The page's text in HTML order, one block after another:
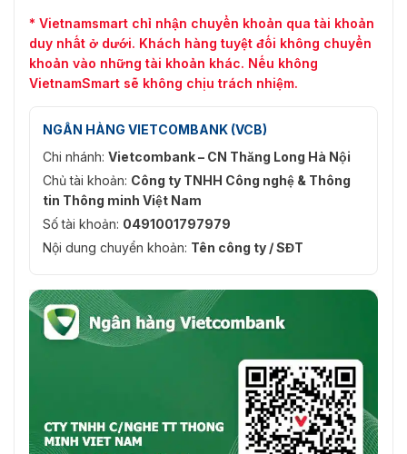
* Vietnamsmart chỉ nhận chuyển khoản qua tài khoản
duy nhất ở dưới. Khách hàng tuyệt đối không chuyển
khoản vào những tài khoản khác. Nếu không
VietnamSmart sẽ không chịu trách nhiệm.
NGÂN HÀNG VIETCOMBANK (VCB)
Chi nhánh: Vietcombank – CN Thăng Long Hà Nội
Chủ tài khoản: Công ty TNHH Công nghệ & Thông
tin Thông minh Việt Nam
Số tài khoản: 0491001797979
Nội dung chuyển khoản: Tên công ty / SĐT